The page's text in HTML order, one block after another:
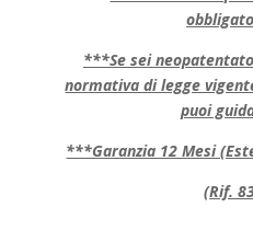
***Se sei
normativa di legge
puoi
***Garanzia 12 Mesi
(Rif.